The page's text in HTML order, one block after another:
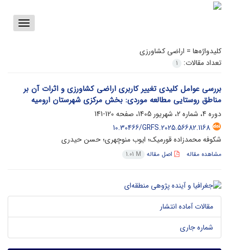
Toggle
کلیدواژه‌ها = اراضی کشاورزی
تعداد مقالات:
1
بررسی عوامل کلیدی تغییر کاربری اراضی کشاورزی و اثرات آن بر
مناطق روستایی مطالعه موردی: بخش مرکزی شهرستان ارومیه
دوره 4، شماره 2، شهریور 1405، صفحه
120-141
10.30466/GRFS.2025.56682.1168
شکوفه محمدزاده قورمیک؛ ایوب منوچهری؛ حسن حیدری
مشاهده مقاله اصل مقاله 1.01 M
مقالات آماده انتشار
شماره جاری